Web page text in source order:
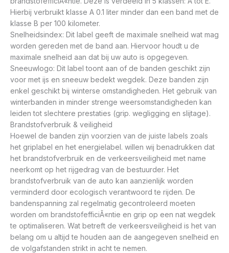
Hierbij verbruikt klasse A 0.1 liter minder dan een band met de
klasse B per 100 kilometer.
Snelheidsindex: Dit label geeft de maximale snelheid wat mag
worden gereden met de band aan. Hiervoor houdt u de
maximale snelheid aan dat bij uw auto is opgegeven.
Sneeuwlogo: Dit label toont aan of de banden geschikt zijn
voor met ijs en sneeuw bedekt wegdek. Deze banden zijn
enkel geschikt bij winterse omstandigheden. Het gebruik van
winterbanden in minder strenge weersomstandigheden kan
leiden tot slechtere prestaties (grip. wegligging en slijtage).
Brandstofverbruik & veiligheid
Hoewel de banden zijn voorzien van de juiste labels zoals
het griplabel en het energielabel. willen wij benadrukken dat
het brandstofverbruik en de verkeersveiligheid met name
neerkomt op het rijgedrag van de bestuurder. Het
brandstofverbruik van de auto kan aanzienlijk worden
verminderd door ecologisch verantwoord te rijden. De
bandenspanning zal regelmatig gecontroleerd moeten
worden om brandstofefficiÃ«ntie en grip op een nat wegdek
te optimaliseren. Wat betreft de verkeersveiligheid is het van
belang om u altijd te houden aan de aangegeven snelheid en
de volgafstanden strikt in acht te nemen.